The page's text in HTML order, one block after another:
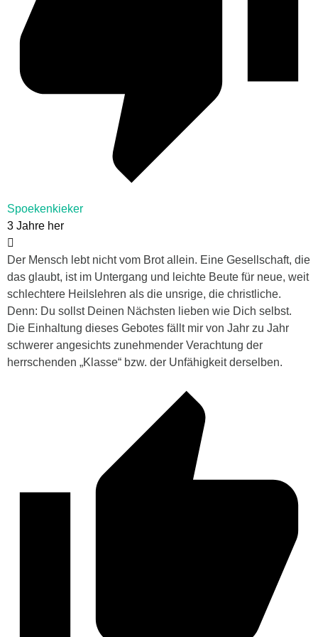
Spoekenkieker
3 Jahre her
Der Mensch lebt nicht vom Brot allein. Eine Gesellschaft, die
das glaubt, ist im Untergang und leichte Beute für neue, weit
schlechtere Heilslehren als die unsrige, die christliche.
Denn: Du sollst Deinen Nächsten lieben wie Dich selbst.
Die Einhaltung dieses Gebotes fällt mir von Jahr zu Jahr
schwerer angesichts zunehmender Verachtung der
herrschenden „Klasse“ bzw. der Unfähigkeit derselben.